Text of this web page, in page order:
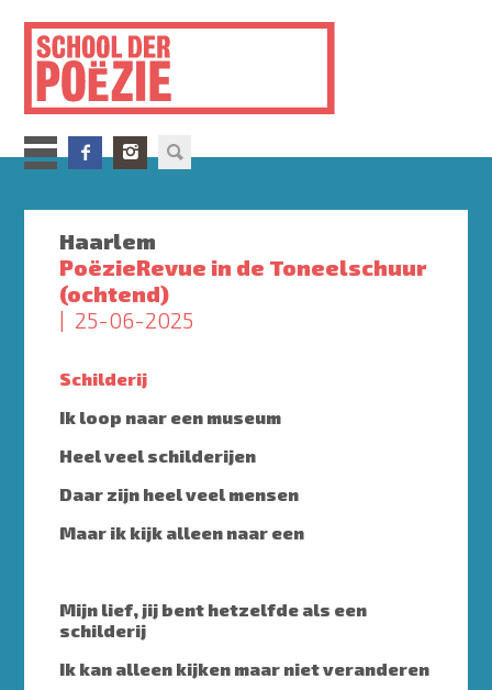
inhoud
gaan
Haarlem
PoëzieRevue in de Toneelschuur
(ochtend)
25-06-2025
Schilderij
Ik loop naar een museum
Heel veel schilderijen
Daar zijn heel veel mensen
Maar ik kijk alleen naar een
Mijn lief, jij bent hetzelfde als een
schilderij
Ik kan alleen kijken maar niet veranderen